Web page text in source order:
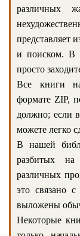
различных
представляет
и поиском. В
просто
Все книги
формате ZIP,
должно; если
можете легко
В нашей
разбитых
различных
это связано
выложены
Некоторые